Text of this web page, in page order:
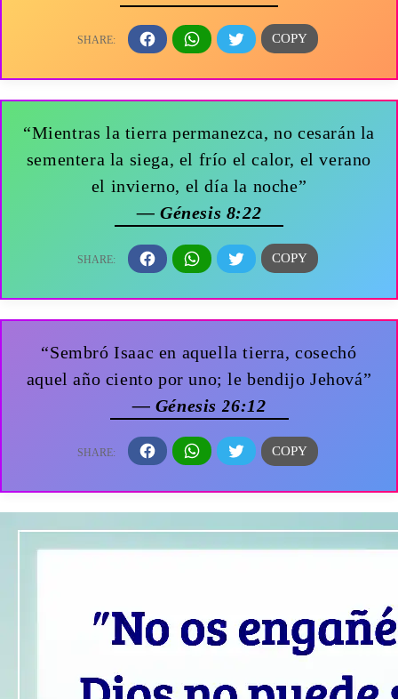
“Mientras la tierra permanezca, no cesarán la
sementera la siega, el frío el calor, el verano
el invierno, el día la noche”
— Génesis 8:22
“Sembró Isaac en aquella tierra, cosechó
aquel año ciento por uno; le bendijo Jehová”
— Génesis 26:12